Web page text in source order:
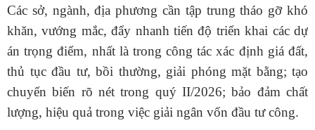
Các sở, ngành, địa phương cần tập trung tháo gỡ khó
khăn, vướng mắc, đẩy nhanh tiến độ triển khai các dự
án trọng điểm, nhất là trong công tác xác định giá đất,
thủ tục đầu tư, bồi thường, giải phóng mặt bằng; tạo
chuyển biến rõ nét trong quý II/2026; bảo đảm chất
lượng, hiệu quả trong việc giải ngân vốn đầu tư công.